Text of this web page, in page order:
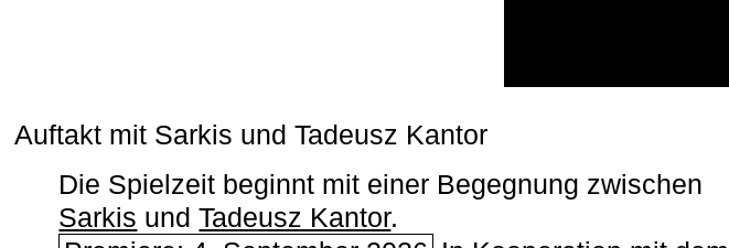
Auftakt mit Sarkis und Tadeusz Kantor
Die Spielzeit beginnt mit einer Begegnung zwischen
Sarkis undTadeusz Kantor.